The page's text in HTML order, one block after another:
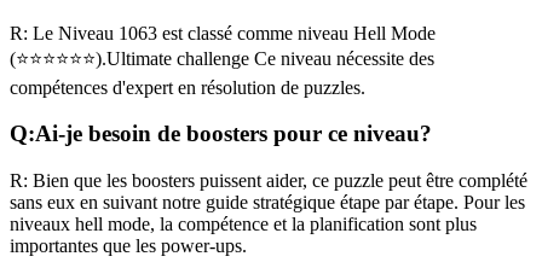
R: Le Niveau 1063 est classé comme niveau Hell Mode
(⭐⭐⭐⭐⭐⭐).Ultimate challenge Ce niveau nécessite des
compétences d'expert en résolution de puzzles.
Q:Ai-je besoin de boosters pour ce niveau?
R: Bien que les boosters puissent aider, ce puzzle peut être complété
sans eux en suivant notre guide stratégique étape par étape. Pour les
niveaux hell mode, la compétence et la planification sont plus
importantes que les power-ups.